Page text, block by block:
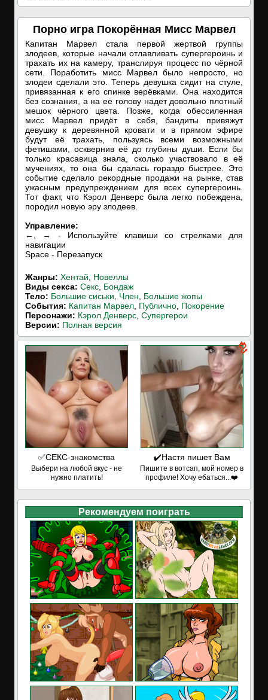
Порно игра Покорённая Мисс Марвел
Капитан Марвел стала первой жертвой группы
злодеев, которые начали отлавливать супергероинь и
трахать их на камеру, транслируя процесс по чёрной
сети. Поработить мисс Марвел было непросто, но
злодеи сделали это. Теперь девушка сидит на стуле,
привязанная к его спинке верёвками. Она находится
без сознания, а на её голову надет довольно плотный
мешок чёрного цвета. Позже, когда обессиленная
мисс Марвел придёт в себя, бандиты привяжут
девушку к деревянной кровати и в прямом эфире
будут её трахать, пользуясь всеми возможными
фетишами, осквернив её до глубины души. Если бы
только красавица знала, сколько участвовало в её
мучениях, то она бы сдалась гораздо быстрее. Это
событие сделало рекордные продажи на рынке, став
ужасным предупреждением для всех супергероинь.
Тот факт, что Кэрол Денверс была легко побеждена,
породил новую эру злодеев.
Управление:
←, → - Используйте клавиши со стрелками для
навигации
Space - Перезапуск
Жанры: Хентай
Новеллы
Виды секса: Секс Бондаж
Тело: Большие сиськи Член
Большие жопы
События: Капитан Марвел Публично Покорение
Персонажи: Кэрол Денверс Супергерои
Версии: Полная версия
✅СЕКС-знакомства
Выбери на любой вкус - не
нужно платить!
✔️Настя пишет Вам
Пишите в вотсап, мой номер в
профиле! Хочу ебаться...❤️
Рекомендуем поиграть